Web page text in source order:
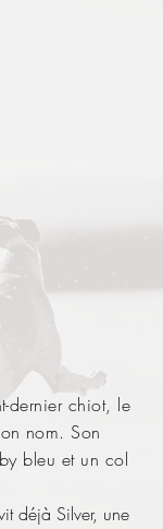
dernier chiot, le
nom. Son
bleu et un col
déjà Silver, une